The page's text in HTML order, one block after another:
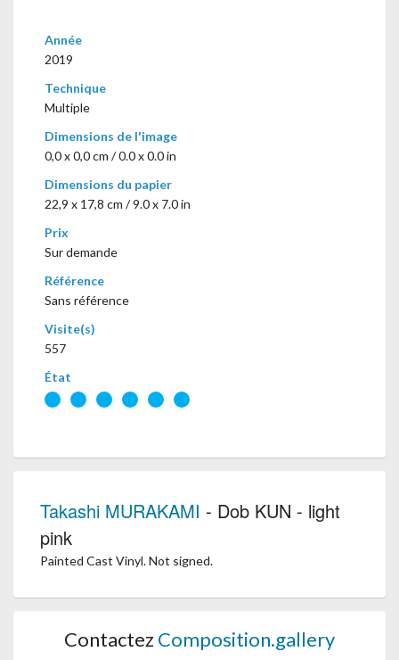
Année
2019
Technique
Multiple
Dimensions de l'image
0,0 x 0,0 cm / 0.0 x 0.0 in
Dimensions du papier
22,9 x 17,8 cm / 9.0 x 7.0 in
Prix
Sur demande
Référence
Sans référence
Visite(s)
557
État
Takashi MURAKAMI - Dob KUN - light
pink
Painted Cast Vinyl. Not signed.
Contactez Composition.gallery